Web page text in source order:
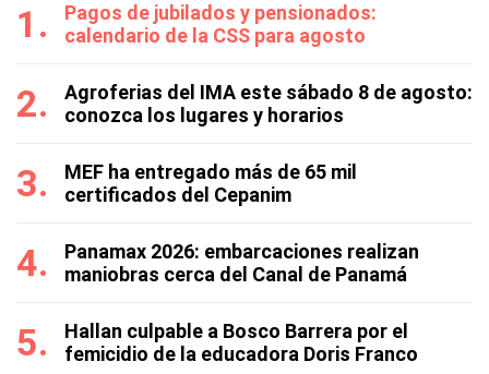
Pagos de jubilados y pensionados:
calendario de la CSS para agosto
Agroferias del IMA este sábado 8 de agosto:
conozca los lugares y horarios
MEF ha entregado más de 65 mil
certificados del Cepanim
Panamax 2026: embarcaciones realizan
maniobras cerca del Canal de Panamá
Hallan culpable a Bosco Barrera por el
femicidio de la educadora Doris Franco